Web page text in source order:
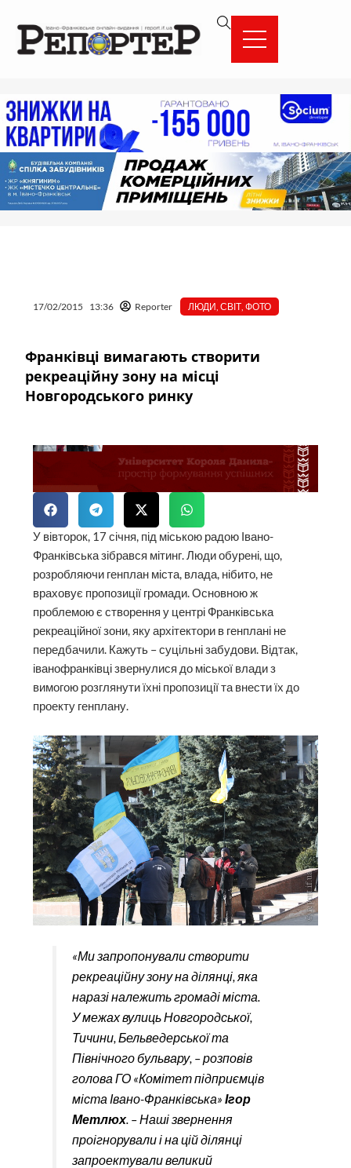
вмісту
17/02/2015 13:36 Reporter ЛЮДИ ,СВІТ ,ФОТО
Франківці вимагають створити
рекреаційну зону на місці
Новгородського ринку
У вівторок, 17 січня, під міською радою Івано-
Франківська зібрався мітинг. Люди обурені, що,
розробляючи генплан міста, влада, нібито, не
враховує пропозиції громади. Основною ж
проблемою є створення у центрі Франківська
рекреаційної зони, яку архітектори в генплані не
передбачили. Кажуть – суцільні забудови. Відтак,
іванофранківці звернулися до міської влади з
вимогою розглянути їхні пропозиції та внести їх до
проекту генплану.
«Ми запропонували створити
рекреаційну зону на ділянці, яка
наразі належить громаді міста.
У межах вулиць Новгородської,
Тичини, Бельведерської та
Північного бульвару, – розповів
голова ГО «Комітет підприємців
міста Івано-Франківська» Ігор
Метлюх. – Наші звернення
проігнорували і на цій ділянці
запроектували великий